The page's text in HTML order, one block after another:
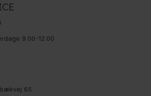
9.00-12.00
65